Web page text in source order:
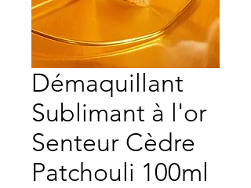
Démaquillant
Sublimant à l'or
Senteur Cèdre
Patchouli 100ml